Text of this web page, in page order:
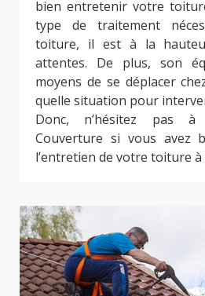
bien entretenir votre
type de traitement
toiture, il est à la
attentes. De plus, son
moyens de se déplacer
quelle situation pour
Donc, n’hésitez pas à
Couverture si vous avez
l’entretien de votre toiture à